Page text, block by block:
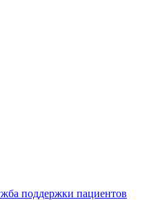
поддержки пациентов